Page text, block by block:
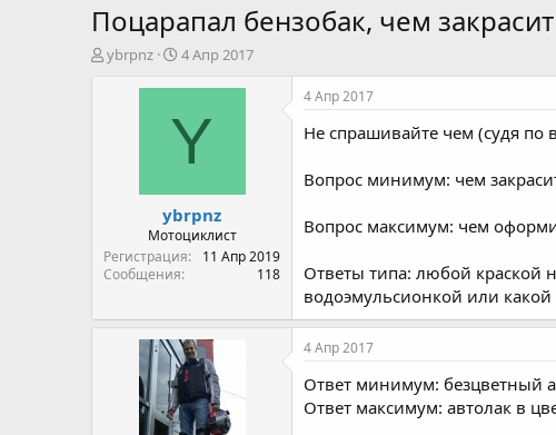
Поцарапал бензобак, чем
А
ybrpnz
Д
т
н
а
л
а
4 Апр 2017
Y
ybrpnz
Мотоциклист
Регистрация
11 Апр 2019
Сообщения
118
4 Апр 2017
Не спрашивайте чем (судя по
Вопрос минимум: чем
Вопрос максимум: чем
Ответы типа: любой краской
водоэмульсионкой или
4 Апр 2017
Ответ минимум: безцветный
Ответ максимум: автолак в